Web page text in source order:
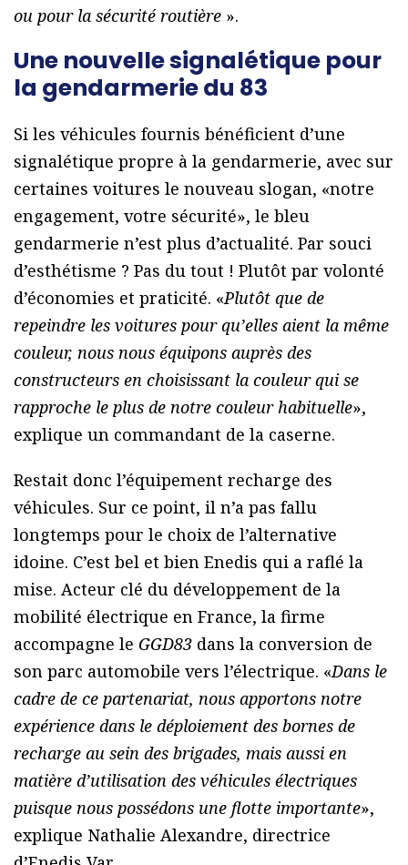
ou pour la sécurité routière ».
Une nouvelle signalétique pour
la gendarmerie du 83
Si les véhicules fournis bénéficient d’une
signalétique propre à la gendarmerie, avec sur
certaines voitures le nouveau slogan, «notre
engagement, votre sécurité», le bleu
gendarmerie n’est plus d’actualité. Par souci
d’esthétisme ? Pas du tout ! Plutôt par volonté
d’économies et praticité. «Plutôt que de
repeindre les voitures pour qu’elles aient la même
couleur, nous nous équipons auprès des
constructeurs en choisissant la couleur qui se
rapproche le plus de notre couleur habituelle»,
explique un commandant de la caserne.
Restait donc l’équipement recharge des
véhicules. Sur ce point, il n’a pas fallu
longtemps pour le choix de l’alternative
idoine. C’est bel et bien Enedis qui a raflé la
mise. Acteur clé du développement de la
mobilité électrique en France, la firme
accompagne le GGD83 dans la conversion de
son parc automobile vers l’électrique. «Dans le
cadre de ce partenariat, nous apportons notre
expérience dans le déploiement des bornes de
recharge au sein des brigades, mais aussi en
matière d’utilisation des véhicules électriques
puisque nous possédons une flotte importante»,
explique Nathalie Alexandre, directrice